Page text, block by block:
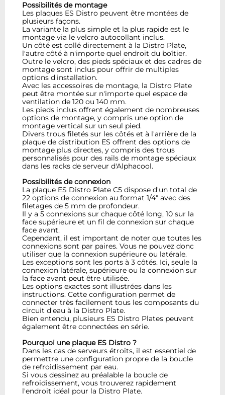
Possibilités de montage
Les plaques ES Distro peuvent être montées de
plusieurs façons.
La variante la plus simple et la plus rapide est le
montage via le velcro autocollant inclus.
Un côté est collé directement à la Distro Plate,
l'autre côté à n'importe quel endroit du boîtier.
Outre le velcro, des pieds spéciaux et des cadres de
montage sont inclus pour offrir de multiples
options d'installation.
Avec les accessoires de montage, la Distro Plate
peut être montée sur n'importe quel espace de
ventilation de 120 ou 140 mm.
Les pieds inclus offrent également de nombreuses
options de montage, y compris une option de
montage vertical sur un seul pied.
Divers trous filetés sur les côtés et à l'arrière de la
plaque de distribution ES offrent des options de
montage plus directes, y compris des trous
personnalisés pour des rails de montage spéciaux
dans les racks de serveur d'Alphacool.
Possibilités de connexion
La plaque ES Distro Plate C5 dispose d'un total de
22 options de connexion au format 1/4" avec des
filetages de 5 mm de profondeur.
Il y a 5 connexions sur chaque côté long, 10 sur la
face supérieure et un fil de connexion sur chaque
face avant.
Cependant, il est important de noter que toutes les
connexions sont par paires. Vous ne pouvez donc
utiliser que la connexion supérieure ou latérale.
Les exceptions sont les ports à 3 côtés. Ici, seule la
connexion latérale, supérieure ou la connexion sur
la face avant peut être utilisée.
Les options exactes sont illustrées dans les
instructions. Cette configuration permet de
connecter très facilement tous les composants du
circuit d'eau à la Distro Plate.
Bien entendu, plusieurs ES Distro Plates peuvent
également être connectées en série.
Pourquoi une plaque ES Distro ?
Dans les cas de serveurs étroits, il est essentiel de
permettre une configuration propre de la boucle
de refroidissement par eau.
Si vous dessinez au préalable la boucle de
refroidissement, vous trouverez rapidement
l'endroit idéal pour la Distro Plate.